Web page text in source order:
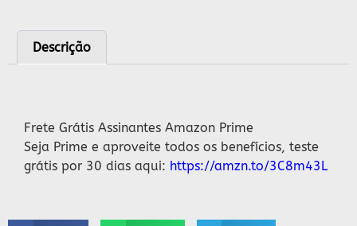
Descrição
Frete Grátis Assinantes Amazon Prime
Seja Prime e aproveite todos os benefícios, teste
grátis por 30 dias aqui: https://amzn.to/3C8m43L